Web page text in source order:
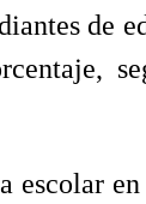
de
escolar